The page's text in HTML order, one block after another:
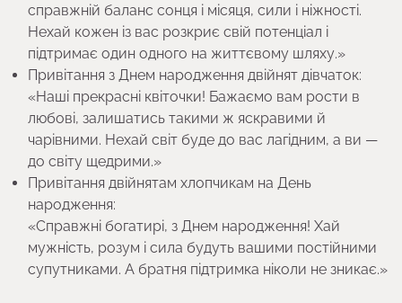
справжній баланс сонця і місяця, сили і ніжності.
Нехай кожен із вас розкриє свій потенціал і
підтримає один одного на життєвому шляху.»
Привітання з Днем народження двійнят дівчаток:
«Наші прекрасні квіточки! Бажаємо вам рости в
любові, залишатись такими ж яскравими й
чарівними. Нехай світ буде до вас лагідним, а ви —
до світу щедрими.»
Привітання двійнятам хлопчикам на День
народження:
«Справжні богатирі, з Днем народження! Хай
мужність, розум і сила будуть вашими постійними
супутниками. А братня підтримка ніколи не зникає.»